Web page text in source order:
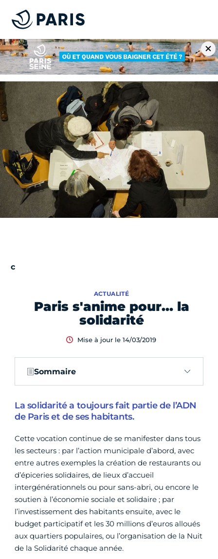
Paris s'anime pour… la
solidarité
ACTUALITÉ
Mise à jour le 14/03/2019
Sommaire
La solidarité a toujours fait partie de l’ADN
de Paris et de ses habitants.
Cette vocation continue de se manifester dans tous
les secteurs : par l’action municipale d’abord, avec
entre autres exemples la création de restaurants ou
d’épiceries solidaires, de lieux d’accueil
intergénérationnels ou pour sans-abri, ou encore le
soutien à l’économie sociale et solidaire ; par
l’investissement des habitants ensuite, avec le
budget participatif et les 30 millions d’euros alloués
aux quartiers populaires, ou l’organisation de la Nuit
de la Solidarité chaque année.